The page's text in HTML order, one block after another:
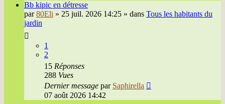
Bb kipic en détresse
par80Eli » 25 juil. 2026 14:25 » dans Tous les habitants du
jardin
1
2
15 Réponses
288 Vues
Dernier message par Saphirella
07 août 2026 14:42